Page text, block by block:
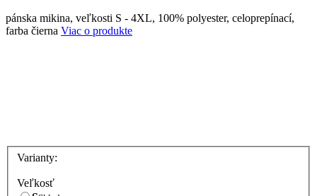
pánska mikina, veľkosti S - 4XL, 100% polyester, celoprepínací,
farba čierna Viac o produkte
Varianty:
Veľkosť